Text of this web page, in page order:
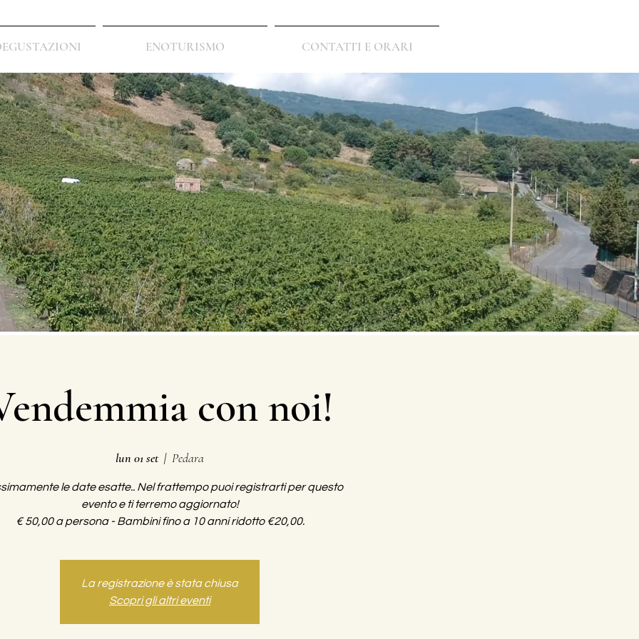
ENOTURISMO CONTATTI E ORARI
con noi!
lun 01 set
  |
Pedara
le date esatte.. Nel frattempo puoi registrarti per questo
evento e ti terremo aggiornato!
€ 50,00 a persona - Bambini fino a 10 anni ridotto €20,00.
La registrazione è stata chiusa
Scopri gli altri eventi